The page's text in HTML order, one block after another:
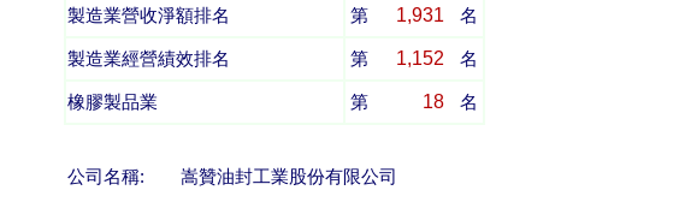
製造業營收淨額排名 第 1,931 名
製造業經營績效排名 第 1,152 名
橡膠製品業 第 18 名
公司名稱:
嵩贊油封工業股份有限公司